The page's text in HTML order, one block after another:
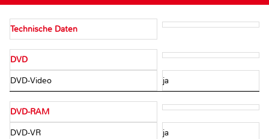
Technische Daten
DVD
DVD-Video ja
DVD-RAM
DVD-VR ja